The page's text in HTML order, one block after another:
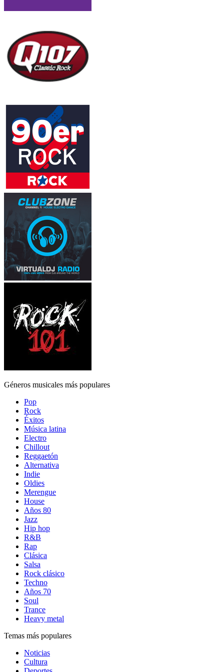
Géneros musicales más populares
Pop
Rock
Éxitos
Música latina
Electro
Chillout
Reggaetón
Alternativa
Indie
Oldies
Merengue
House
Años 80
Jazz
Hip hop
R&B
Rap
Clásica
Salsa
Rock clásico
Techno
Años 70
Soul
Trance
Heavy metal
Temas más populares
Noticias
Cultura